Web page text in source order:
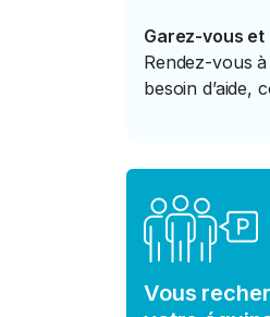
Garez-vous
Rendez-vous
besoin d’aide,
Vous